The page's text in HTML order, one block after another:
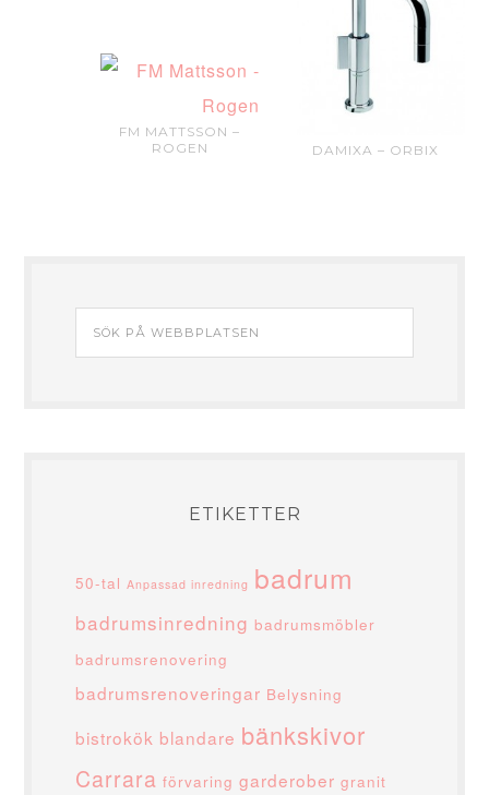
DAMIXA – ORBIX
FM MATTSSON –
ROGEN
ETIKETTER
50-tal Anpassad inredning badrum
badrumsinredning badrumsmöbler
badrumsrenovering
badrumsrenoveringar Belysning
bistrokök blandare bänkskivor
Carrara förvaring garderober granit